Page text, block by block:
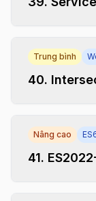
Trung bình
40.
Nâng cao
41.